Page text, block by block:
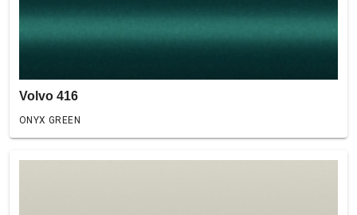
Volvo 416
ONYX GREEN